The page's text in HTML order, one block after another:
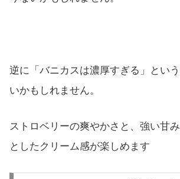
逆に「バニカスは濃厚すぎる」とい
いかもしれません。
ストロベリーの爽やかさと、強い甘
としたクリーム感が楽しめます